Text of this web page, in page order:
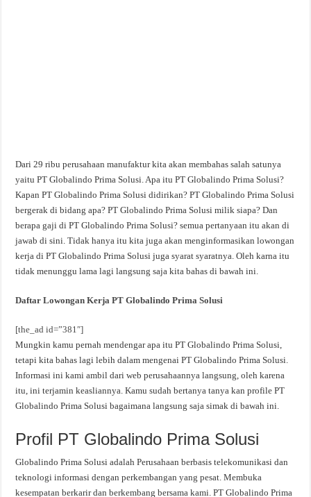
Dari 29 ribu perusahaan manufaktur kita akan membahas salah satunya
yaitu PT Globalindo Prima Solusi. Apa itu PT Globalindo Prima Solusi?
Kapan PT Globalindo Prima Solusi didirikan? PT Globalindo Prima Solusi
bergerak di bidang apa? PT Globalindo Prima Solusi milik siapa? Dan
berapa gaji di PT Globalindo Prima Solusi? semua pertanyaan itu akan di
jawab di sini. Tidak hanya itu kita juga akan menginformasikan lowongan
kerja di PT Globalindo Prima Solusi juga syarat syaratnya. Oleh karna itu
tidak menunggu lama lagi langsung saja kita bahas di bawah ini.
Daftar Lowongan Kerja PT Globalindo Prima Solusi
[the_ad id=”381″]
Mungkin kamu pernah mendengar apa itu PT Globalindo Prima Solusi,
tetapi kita bahas lagi lebih dalam mengenai PT Globalindo Prima Solusi.
Informasi ini kami ambil dari web perusahaannya langsung, oleh karena
itu, ini terjamin keasliannya. Kamu sudah bertanya tanya kan profile PT
Globalindo Prima Solusi bagaimana langsung saja simak di bawah ini.
Profil PT Globalindo Prima Solusi
Globalindo Prima Solusi adalah Perusahaan berbasis telekomunikasi dan
teknologi informasi dengan perkembangan yang pesat. Membuka
kesempatan berkarir dan berkembang bersama kami. PT Globalindo Prima